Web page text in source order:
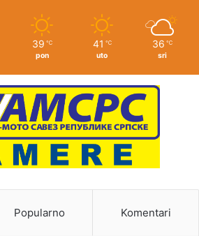
39 ℃
pon
41 ℃
uto
36 ℃
sri
Popularno Komentari